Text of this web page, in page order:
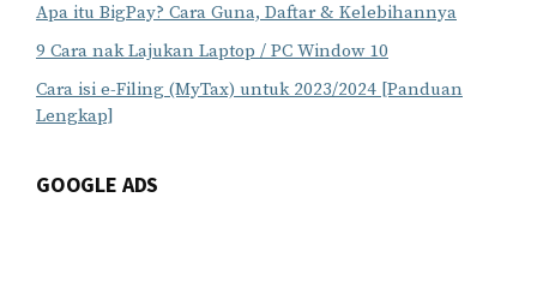
Apa itu BigPay? Cara Guna, Daftar & Kelebihannya
9 Cara nak Lajukan Laptop / PC Window 10
Cara isi e-Filing (MyTax) untuk 2023/2024 [Panduan
Lengkap]
GOOGLE ADS